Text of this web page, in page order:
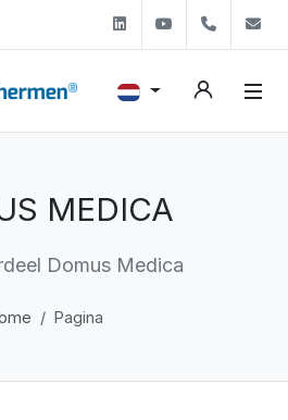
LinkedinYoutube+31
MEDICA
Domus Medica
Pagina